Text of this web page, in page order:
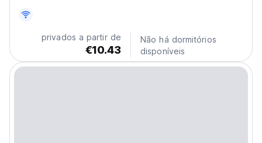
complimentary coffee, tea, 2 bottles drinking water.
Located in The O-Zone Lat Krabang, it's opposite...
privados a partir de
€10.43
Não há dormitórios
disponíveis